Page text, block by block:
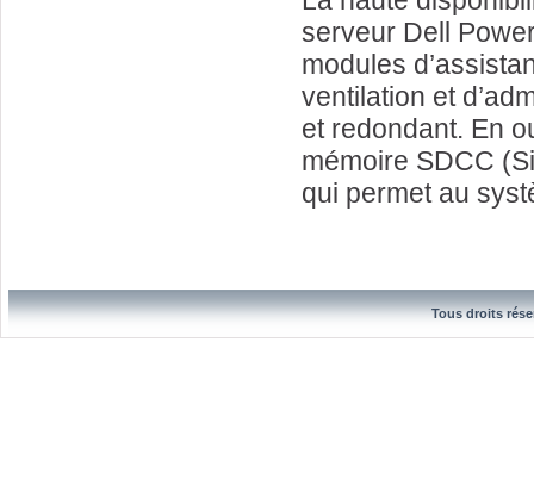
serveur Dell
modules
ventilation et
et redondant. En
mémoire SDCC
qui permet au
Tous droits